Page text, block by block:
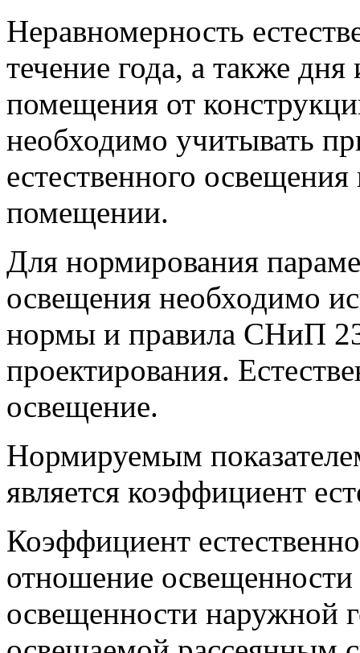
Неравномерность
течение года, а также
помещения от
необходимо учитывать
естественного
помещении.
Для нормирования
освещения необходимо
нормы и правила СНиП
проектирования.
освещение.
Нормируемым
является коэффициент
Коэффициент
отношение
освещенности наружной